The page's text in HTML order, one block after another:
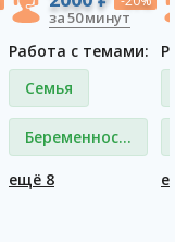
за 50 минут
Работа с темами:
Семья
Беременность
и роды
ещё 8